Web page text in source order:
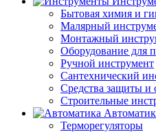
Бытовая химия и
Малярный
Монтажный
Оборудование для
Ручной инструмент
Сантехнический
Средства защиты и
Строительные
Терморегуляторы